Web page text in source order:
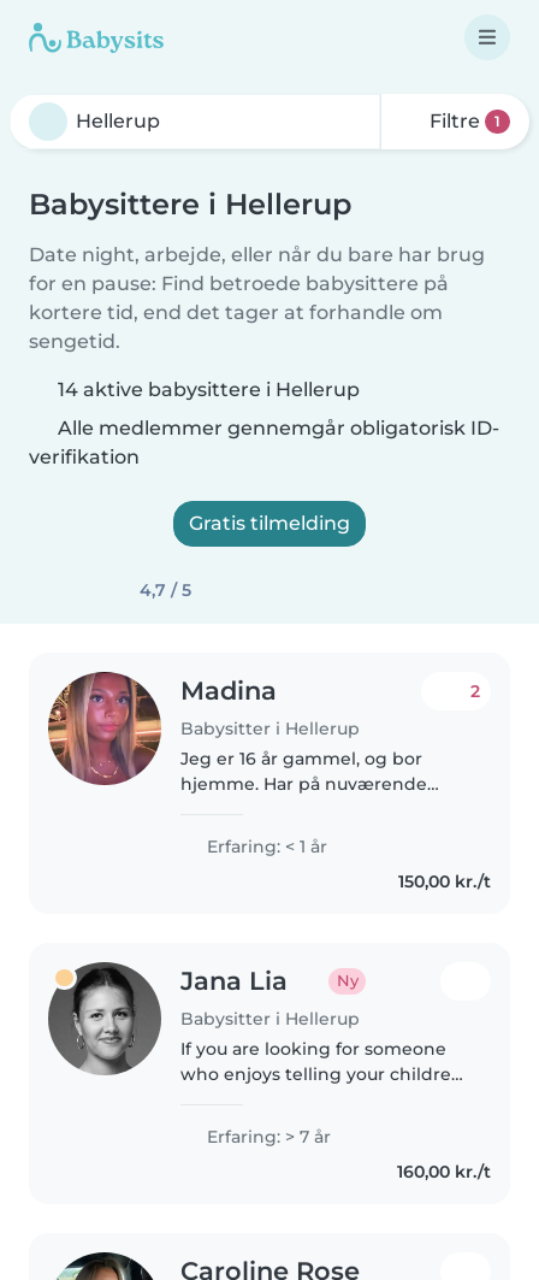
Filtre 1
Babysittere i Hellerup
Date night, arbejde, eller når du bare har brug
for en pause: Find betroede babysittere på
kortere tid, end det tager at forhandle om
sengetid.
14 aktive babysittere i Hellerup
Alle medlemmer gennemgår obligatorisk ID-
verifikation
Gratis tilmelding
4,7 / 5
Madina
Babysitter i Hellerup
2
Jeg er 16 år gammel, og bor
hjemme. Har på nuværende
måned. Jeg har færdiggjort min
9 klasse og har brug for et
deltidsjob, og da jeg altid har
Erfaring: < 1 år
150,00 kr./t
Jana Lia Ny
Babysitter i Hellerup
If you are looking for someone
who enjoys telling your children
drawing pictures, dancing
around the living room with
them, cooking their favourite..
Erfaring: > 7 år
160,00 kr./t
Caroline Rose